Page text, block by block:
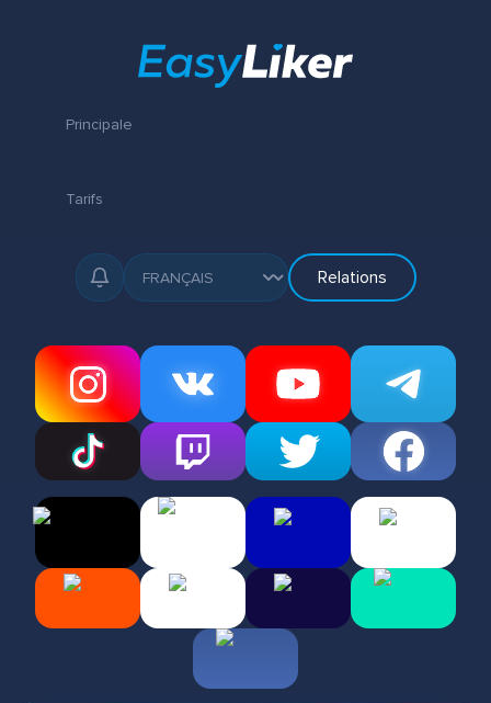
Principale
Tarifs
Relations